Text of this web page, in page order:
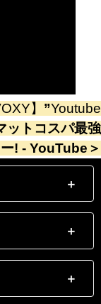
】 ”Youtube
ットコスパ最強
! - YouTube ＞